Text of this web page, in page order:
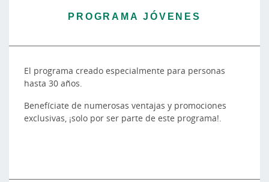
PROGRAMA JÓVENES
El programa creado especialmente para personas
hasta 30 años.
Benefíciate de numerosas ventajas y promociones
exclusivas, ¡solo por ser parte de este programa!.